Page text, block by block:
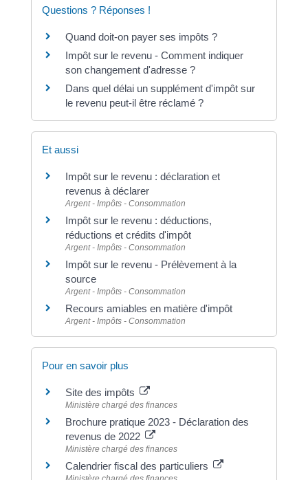
Questions ? Réponses !
Quand doit-on payer ses impôts ?
Impôt sur le revenu - Comment indiquer
son changement d'adresse ?
Dans quel délai un supplément d'impôt sur
le revenu peut-il être réclamé ?
Et aussi
Impôt sur le revenu : déclaration et
revenus à déclarer
Argent - Impôts - Consommation
Impôt sur le revenu : déductions,
réductions et crédits d'impôt
Argent - Impôts - Consommation
Impôt sur le revenu - Prélèvement à la
source
Argent - Impôts - Consommation
Recours amiables en matière d'impôt
Argent - Impôts - Consommation
Pour en savoir plus
Site des impôts
Ministère chargé des finances
Brochure pratique 2023 - Déclaration des
revenus de 2022
Ministère chargé des finances
Calendrier fiscal des particuliers